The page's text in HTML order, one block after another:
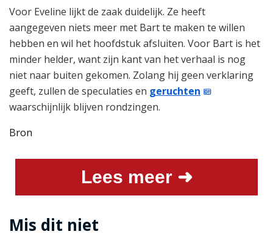
Voor Eveline lijkt de zaak duidelijk. Ze heeft
aangegeven niets meer met Bart te maken te willen
hebben en wil het hoofdstuk afsluiten. Voor Bart is het
minder helder, want zijn kant van het verhaal is nog
niet naar buiten gekomen. Zolang hij geen verklaring
geeft, zullen de speculaties en geruchten
waarschijnlijk blijven rondzingen.
Bron
Lees meer ➜
Mis dit niet